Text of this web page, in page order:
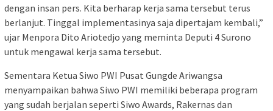
dengan insan pers. Kita berharap kerja sama tersebut terus
berlanjut. Tinggal implementasinya saja dipertajam kembali,”
ujar Menpora Dito Ariotedjo yang meminta Deputi 4 Surono
untuk mengawal kerja sama tersebut.
Sementara Ketua Siwo PWI Pusat Gungde Ariwangsa
menyampaikan bahwa Siwo PWI memiliki beberapa program
yang sudah berjalan seperti Siwo Awards, Rakernas dan